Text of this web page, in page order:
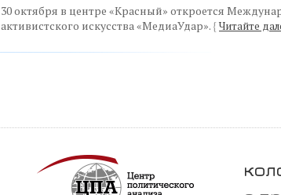
30 октября в центре «Красный» откроется
активистского искусства «МедиаУдар». { Читайте